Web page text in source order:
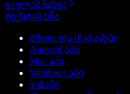
ყველას ნახვა
ტექსტის ხმა
iPhone და iPad აპები
Android აპი
Mac აპი
Windows აპი
ვებაპი